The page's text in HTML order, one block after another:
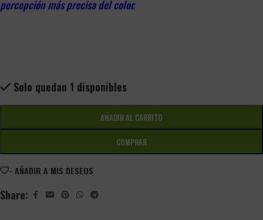
percepción más precisa del color.
Solo quedan 1 disponibles
AÑADIR AL CARRITO
COMPRAR
- AÑADIR A MIS DESEOS
Share: